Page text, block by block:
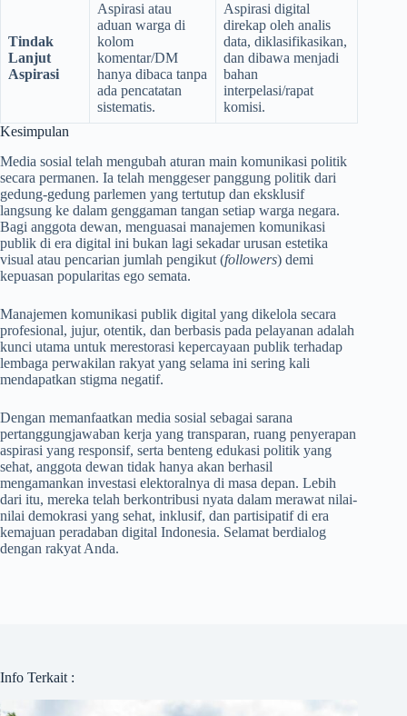
Tindak
Lanjut
Aspirasi
Aspirasi atau
aduan warga di
kolom
komentar/DM
hanya dibaca tanpa
ada pencatatan
sistematis.
Aspirasi digital
direkap oleh analis
data, diklasifikasikan,
dan dibawa menjadi
bahan
interpelasi/rapat
komisi.
Kesimpulan
Media sosial telah mengubah aturan main komunikasi politik
secara permanen. Ia telah menggeser panggung politik dari
gedung-gedung parlemen yang tertutup dan eksklusif
langsung ke dalam genggaman tangan setiap warga negara.
Bagi anggota dewan, menguasai manajemen komunikasi
publik di era digital ini bukan lagi sekadar urusan estetika
visual atau pencarian jumlah pengikut (followers) demi
kepuasan popularitas ego semata.
Manajemen komunikasi publik digital yang dikelola secara
profesional, jujur, otentik, dan berbasis pada pelayanan adalah
kunci utama untuk merestorasi kepercayaan publik terhadap
lembaga perwakilan rakyat yang selama ini sering kali
mendapatkan stigma negatif.
Dengan memanfaatkan media sosial sebagai sarana
pertanggungjawaban kerja yang transparan, ruang penyerapan
aspirasi yang responsif, serta benteng edukasi politik yang
sehat, anggota dewan tidak hanya akan berhasil
mengamankan investasi elektoralnya di masa depan. Lebih
dari itu, mereka telah berkontribusi nyata dalam merawat nilai-
nilai demokrasi yang sehat, inklusif, dan partisipatif di era
kemajuan peradaban digital Indonesia. Selamat berdialog
dengan rakyat Anda.
Info Terkait :